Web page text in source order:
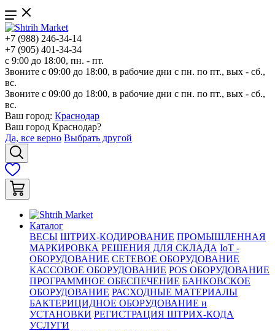
+7 (988) 246-34-14
+7 (905) 401-34-34
с 9:00 до 18:00, пн. - пт.
Звоните с 09:00 до 18:00, в рабочие дни с пн. по пт., вых - сб.,
вс.
Звоните с 09:00 до 18:00, в рабочие дни с пн. по пт., вых - сб.,
вс.
Ваш город: Краснодар
Ваш город Краснодар?
Да, все верно Выбрать другой
Каталог
ВЕСЫ ШТРИХ-КОДИРОВАНИЕ ПРОМЫШЛЕННАЯ
МАРКИРОВКА РЕШЕНИЯ ДЛЯ СКЛАДА IoT -
ОБОРУДОВАНИЕ СЕТЕВОЕ ОБОРУДОВАНИЕ
КАССОВОЕ ОБОРУДОВАНИЕ POS ОБОРУДОВАНИЕ
ПРОГРАММНОЕ ОБЕСПЕЧЕНИЕ БАНКОВСКОЕ
ОБОРУДОВАНИЕ РАСХОДНЫЕ МАТЕРИАЛЫ
БАКТЕРИЦИДНОЕ ОБОРУДОВАНИЕ и
УСТАНОВКИ РЕГИСТРАЦИЯ ШТРИХ-КОДА
УСЛУГИ